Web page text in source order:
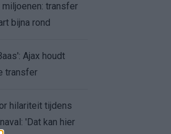
transfer
bijna rond
Ajax houdt
transfer
hilariteit tijdens
'Dat kan hier